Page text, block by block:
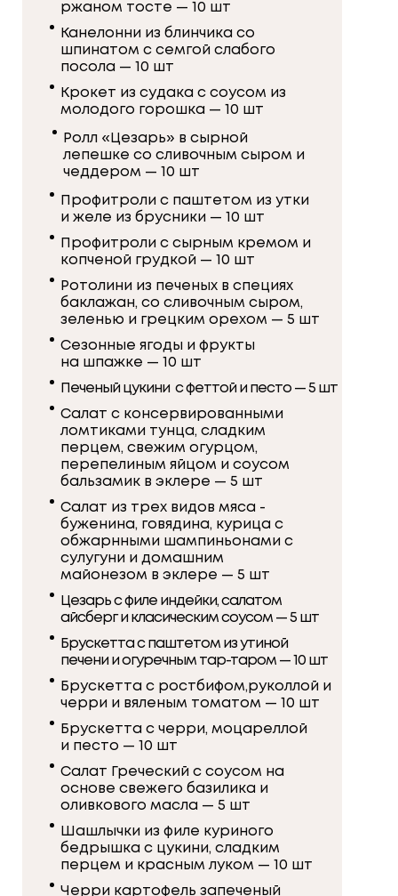
Брускетта с черри, моцареллой
и песто — 10 шт
Печеный цукини с феттой и песто — 5 шт
Крокет из судака с соусом из
молодого горошка — 10 шт
Черри картофель запеченый
Шашлычки из филе куриного
бедрышка с цукини, сладким
перцем и красным луком — 10 шт
Салат из трех видов мяса -
буженина, говядина, курица с
обжарнными шампиньонами с
сулугуни и домашним
майонезом в эклере — 5 шт
Цезарь с филе индейки, салатом
айсберг и класическим соусом — 5 шт
Салат Греческий с соусом на
основе свежего базилика и
оливкового масла — 5 шт
Брускетта с ростбифом,руколлой и
черри и вяленым томатом — 10 шт
Брускетта с паштетом из утиной
печени и огуречным тар-таром — 10 шт
Салат с консервированными
ломтиками тунца, сладким
перцем, свежим огурцом,
перепелиным яйцом и соусом
бальзамик в эклере — 5 шт
Сезонные ягоды и фрукты
на шпажке — 10 шт
Ротолини из печеных в специях
баклажан, со сливочным сыром,
зеленью и грецким орехом — 5 шт
Профитроли с сырным кремом и
копченой грудкой — 10 шт
Профитроли с паштетом из утки
и желе из брусники — 10 шт
Ролл «Цезарь» в сырной
лепешке со сливочным сыром и
чеддером — 10 шт
Канелонни из блинчика со
шпинатом с семгой слабого
посола — 10 шт
ржаном тосте — 10 шт